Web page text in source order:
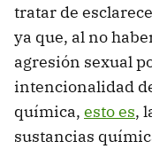
tratar de
ya que, al no
agresión sexual
intencionalidad
química, esto es,
sustancias